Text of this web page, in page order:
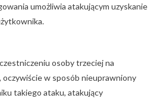
umożliwia atakującym uzyskanie
osoby trzeciej na
oczywiście w sposób nieuprawniony
takiego ataku, atakujący